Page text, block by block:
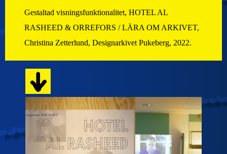
Gestaltad visningsfunktionalitet, HOTEL AL
RASHEED & ORREFORS / LÄRA OM ARKIVET,
Christina Zetterlund, Designarkivet Pukeberg, 2022.